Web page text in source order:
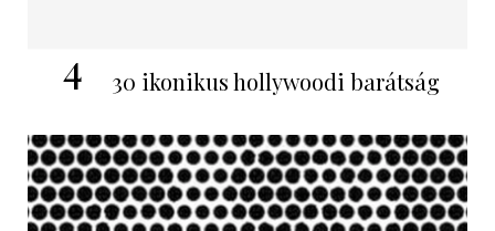
4 30 ikonikus hollywoodi barátság